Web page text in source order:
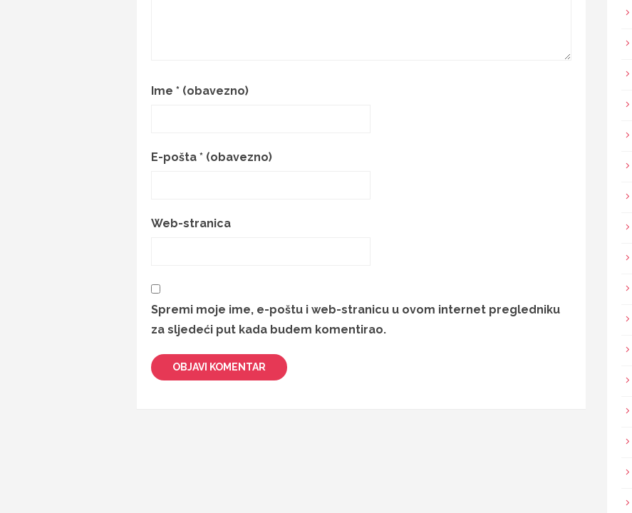
Ime * (obavezno)
E-pošta * (obavezno)
Web-stranica
Spremi moje ime, e-poštu i web-stranicu u ovom internet pregledniku
za sljedeći put kada budem komentirao.